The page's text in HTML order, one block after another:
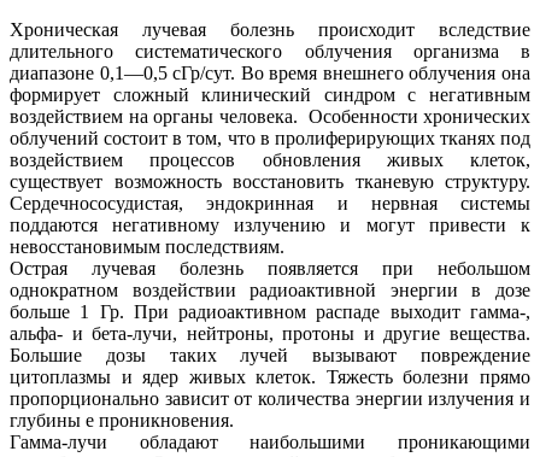
Хроническая лучевая болезнь происходит вследствие
длительного систематического облучения организма в
диапазоне 0,1—0,5 сГр/сут. Во время внешнего облучения она
формирует сложный клинический синдром с негативным
воздействием на органы человека. Особенности хронических
облучений состоит в том, что в пролиферирующих тканях под
воздействием процессов обновления живых клеток,
существует возможность восстановить тканевую структуру.
Сердечнососудистая, эндокринная и нервная системы
поддаются негативному излучению и могут привести к
невосстановимым последствиям.
Острая лучевая болезнь появляется при небольшом
однократном воздействии радиоактивной энергии в дозе
больше 1 Гр. При радиоактивном распаде выходит гамма-,
альфа- и бета-лучи, нейтроны, протоны и другие вещества.
Большие дозы таких лучей вызывают повреждение
цитоплазмы и ядер живых клеток. Тяжесть болезни прямо
пропорционально зависит от количества энергии излучения и
глубины е проникновения.
Гамма-лучи обладают наибольшими проникающими